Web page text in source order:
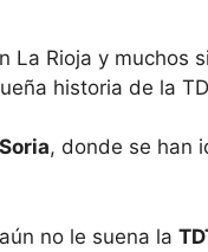
La Rioja y muchos
historia de la
Soria, donde se han
no le suena la